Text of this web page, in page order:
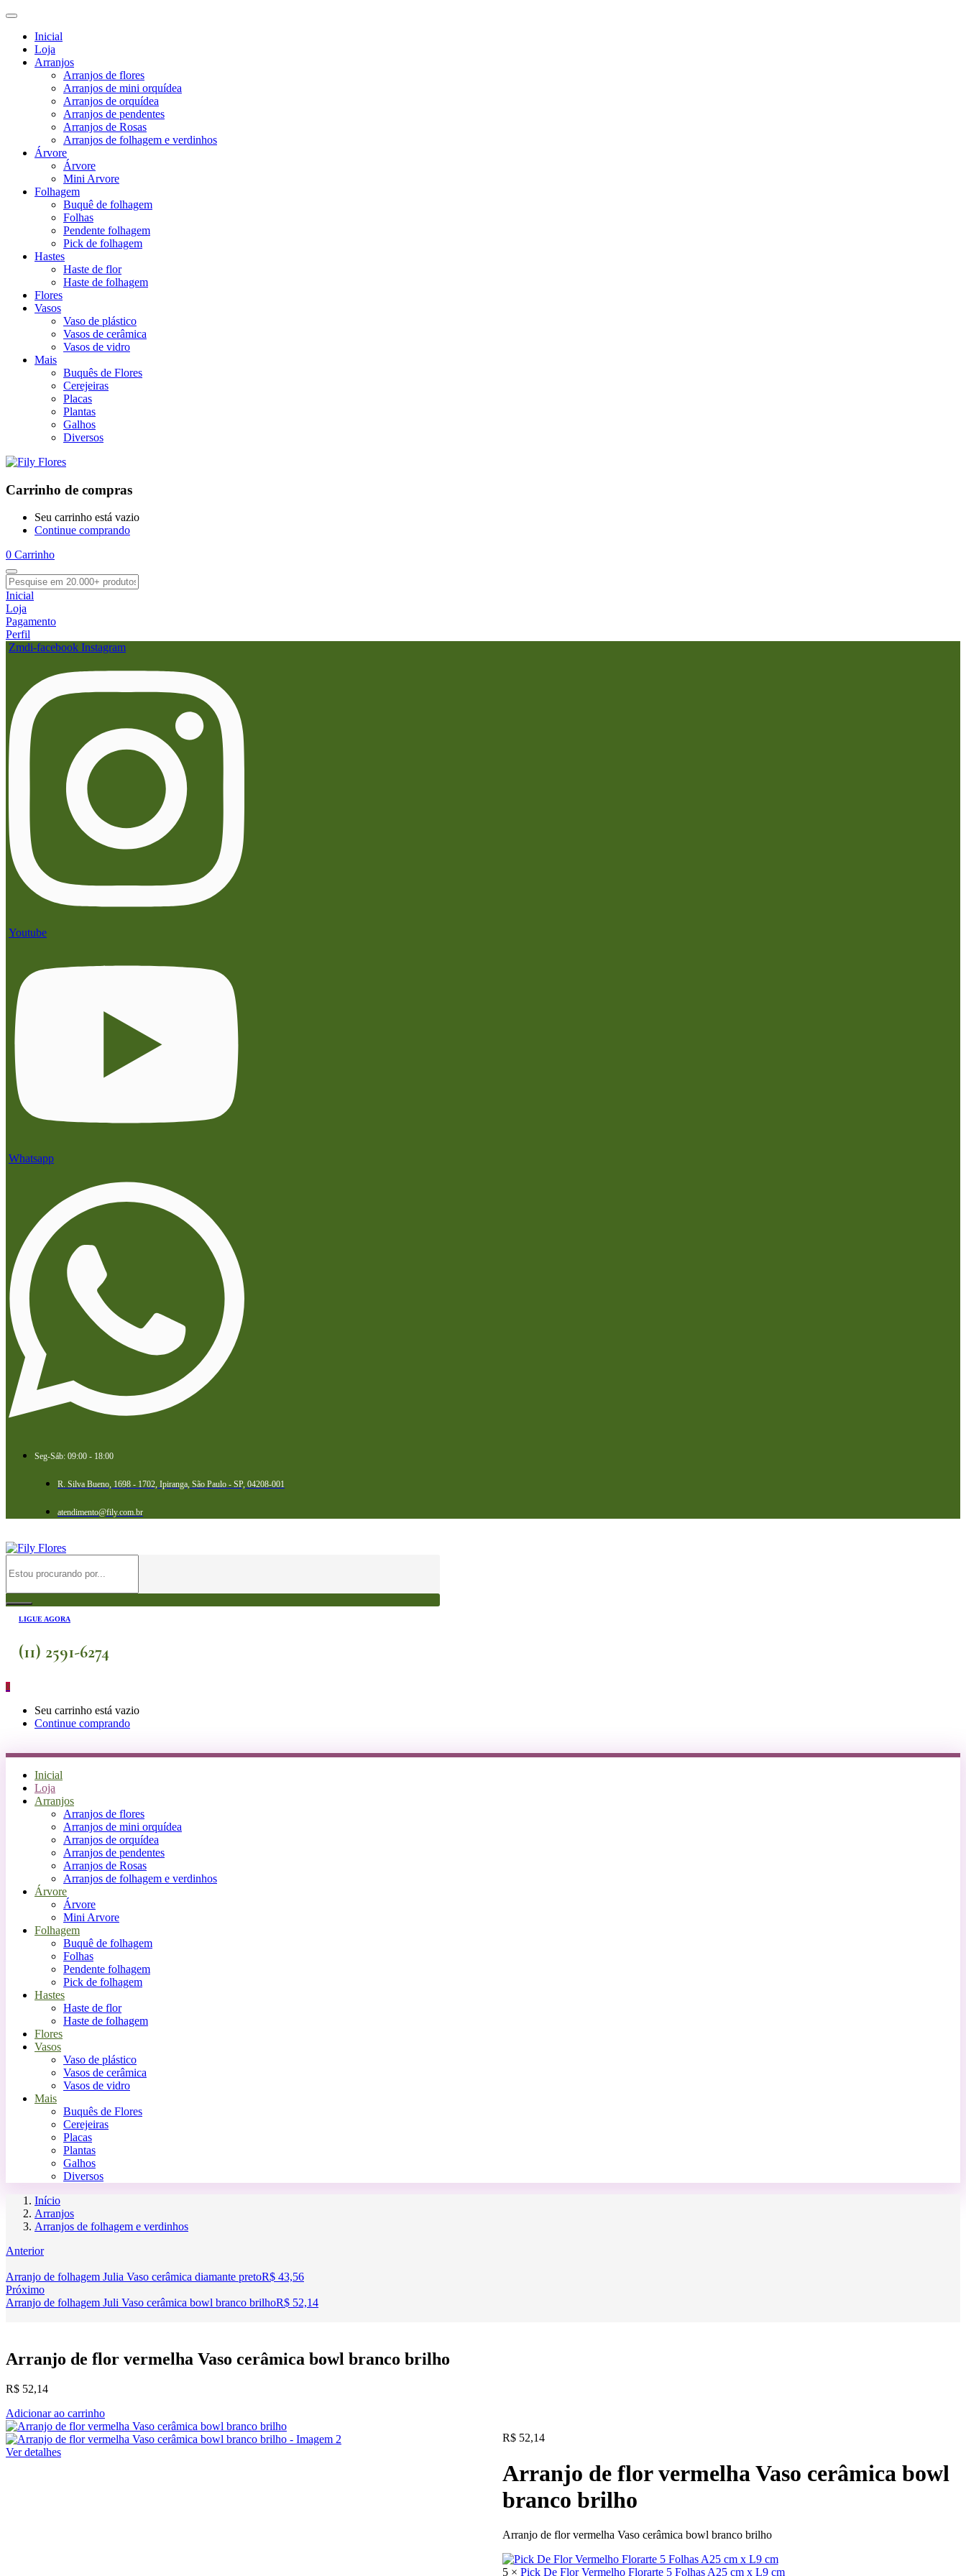
Inicial
Loja
Arranjos
Arranjos de flores
Arranjos de mini orquídea
Arranjos de orquídea
Arranjos de pendentes
Arranjos de Rosas
Arranjos de folhagem e verdinhos
Árvore
Árvore
Mini Arvore
Folhagem
Buquê de folhagem
Folhas
Pendente folhagem
Pick de folhagem
Hastes
Haste de flor
Haste de folhagem
Flores
Vasos
Vaso de plástico
Vasos de cerâmica
Vasos de vidro
Mais
Buquês de Flores
Cerejeiras
Placas
Plantas
Galhos
Diversos
Carrinho de compras
Seu carrinho está vazio
Continue comprando
0 Carrinho
Inicial
Loja
Pagamento
Perfil
Zmdi-facebook Instagram
Youtube
Whatsapp
Seg-Sáb: 09:00 - 18:00
R. Silva Bueno, 1698 - 1702, Ipiranga, São Paulo - SP, 04208-001
atendimento@fily.com.br
LIGUE AGORA
(11) 2591-6274
0
Seu carrinho está vazio
Continue comprando
Inicial
Loja
Arranjos
Arranjos de flores
Arranjos de mini orquídea
Arranjos de orquídea
Arranjos de pendentes
Arranjos de Rosas
Arranjos de folhagem e verdinhos
Árvore
Árvore
Mini Arvore
Folhagem
Buquê de folhagem
Folhas
Pendente folhagem
Pick de folhagem
Hastes
Haste de flor
Haste de folhagem
Flores
Vasos
Vaso de plástico
Vasos de cerâmica
Vasos de vidro
Mais
Buquês de Flores
Cerejeiras
Placas
Plantas
Galhos
Diversos
Início
Arranjos
Arranjos de folhagem e verdinhos
Anterior
Arranjo de folhagem Julia Vaso cerâmica diamante pretoR$ 43,56
Próximo
Arranjo de folhagem Juli Vaso cerâmica bowl branco brilhoR$ 52,14
Arranjo de flor vermelha Vaso cerâmica bowl branco brilho
R$ 52,14
Adicionar ao carrinho
Ver detalhes
R$52,14
Arranjo de flor vermelha Vaso cerâmica bowl
branco brilho
Arranjo de flor vermelha Vaso cerâmica bowl branco brilho
5 × Pick De Flor Vermelho Florarte 5 Folhas A25 cm x L9 cm